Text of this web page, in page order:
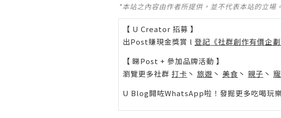
*本站之內容由作者所提供，並不代表本站的立場
【 U Creator 招募 】
出Post賺現金獎賞 l 登記《社群創作有價企劃
【 睇Post + 參加品牌活動 】
瀏覽更多社群 打卡 丶 旅遊 丶 美食 丶 親子 丶
U Blog開咗WhatsApp啦！發掘更多吃喝玩